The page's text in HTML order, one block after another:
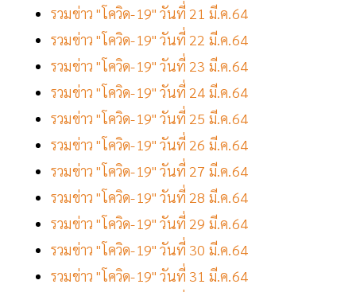
รวมข่าว "โควิด-19" วันที่ 21 มี.ค.64
รวมข่าว "โควิด-19" วันที่ 22 มี.ค.64
รวมข่าว "โควิด-19" วันที่ 23 มี.ค.64
รวมข่าว "โควิด-19" วันที่ 24 มี.ค.64
รวมข่าว "โควิด-19" วันที่ 25 มี.ค.64
รวมข่าว "โควิด-19" วันที่ 26 มี.ค.64
รวมข่าว "โควิด-19" วันที่ 27 มี.ค.64
รวมข่าว "โควิด-19" วันที่ 28 มี.ค.64
รวมข่าว "โควิด-19" วันที่ 29 มี.ค.64
รวมข่าว "โควิด-19" วันที่ 30 มี.ค.64
รวมข่าว "โควิด-19" วันที่ 31 มี.ค.64